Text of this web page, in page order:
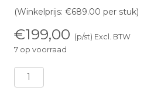
(Winkelprijs: €689.00 per stuk)
€199,00 (p/st) Excl. BTW
7 op voorraad
Vloerlamp
Emma